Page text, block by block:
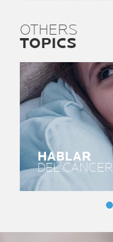
OTHERS
TOPICS
HABLAR
DEL CÁNCER